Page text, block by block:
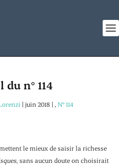
n° 114
|juin 2018 | , N° 114
le mieux de saisir la richesse
, sans aucun doute on choisirait